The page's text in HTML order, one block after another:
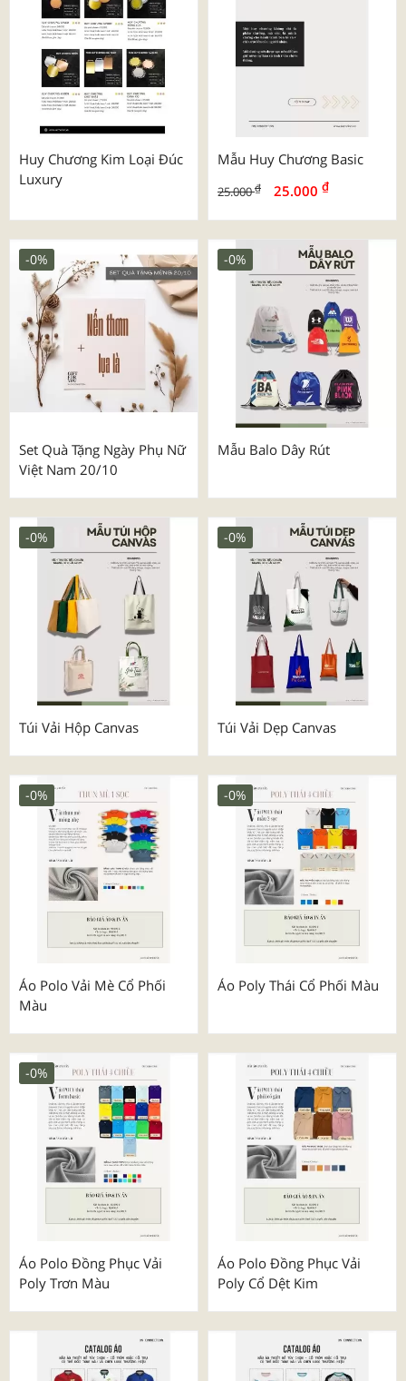
Huy Chương Kim Loại Đúc
Luxury
Mẫu Huy Chương Basic
25.000₫ 25.000 ₫
Set Quà Tặng Ngày Phụ Nữ
Việt Nam 20/10
-0%
Mẫu Balo Dây Rút
-0%
Túi Vải Hộp Canvas
-0%
Túi Vải Dẹp Canvas
-0%
Áo Polo Vải Mè Cổ Phối
Màu
-0%
Áo Poly Thái Cổ Phối Màu
-0%
Áo Polo Đồng Phục Vải
Poly Trơn Màu
-0%
Áo Polo Đồng Phục Vải
Poly Cổ Dệt Kim